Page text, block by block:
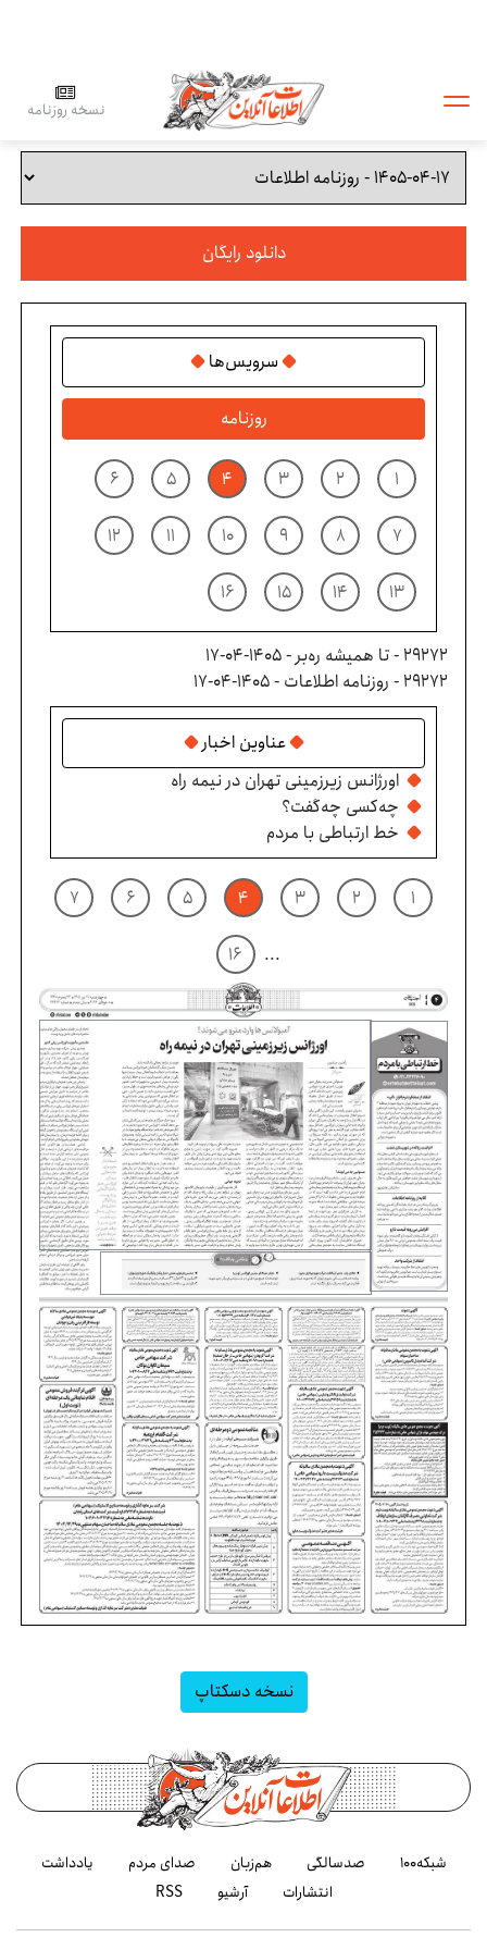
نسخه روزنامه
دانلود رایگان
سرویس‌ها
روزنامه
۱ ۲ ۳ ۴ ۵ ۶
۷ ۸ ۹ ۱۰ ۱۱ ۱۲
۱۳ ۱۴ ۱۵ ۱۶
29272 - تا همیشه ره‌بر - ۱۴۰۵-۰۴-۱۷
29272 - روزنامه اطلاعات - ۱۴۰۵-۰۴-۱۷
عناوین اخبار
اورژانس زیرزمینی تهران در نیمه راه
چه‌کسی چه‌گفت؟
خط ارتباطی با مردم
۱ ۲ ۳ ۴ ۵ ۶ ۷
... ۱۶
نسخه دسکتاپ
شبکه۱۰۰ صدسالگی هم‌زبان صدای مردم
یادداشت
انتشارات
آرشیو RSS